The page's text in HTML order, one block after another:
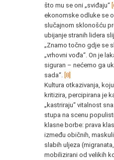
što mu se oni „sviđaju“
ekonomske odluke se
slučajnom sklonošću
ubijanje stranih lidera
„Znamo točno gdje se
„vrhovni vođa“. On je
siguran – nećemo ga
sada“. [8]
Kultura otkazivanja,
kritizira, percipirana je
„kastriraju“ vitalnost
stupa na scenu
klasne borbe: prava
između običnih,
slabih uljeza
mobilizirani od velikih